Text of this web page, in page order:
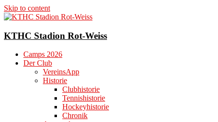
Skip to content
KTHC Stadion Rot-Weiss
Camps 2026
Der Club
VereinsApp
Historie
Clubhistorie
Tennishistorie
Hockeyhistorie
Chronik